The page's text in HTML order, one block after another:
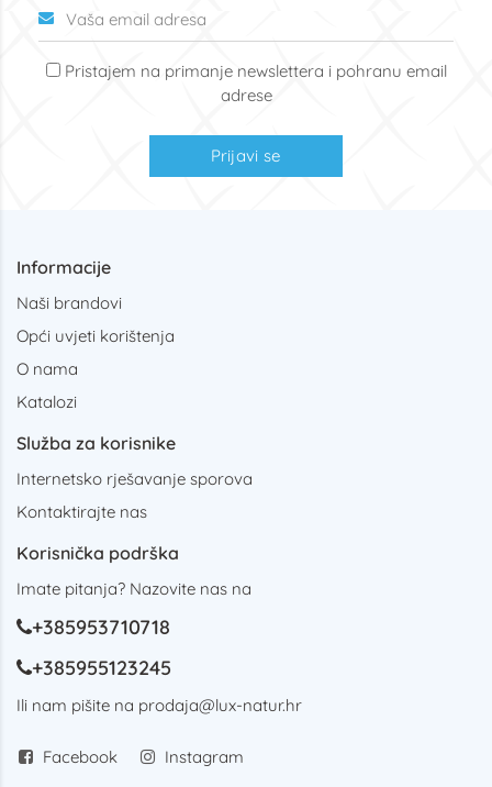
Pristajem na primanje newslettera i pohranu email
adrese
Prijavi se
Informacije
Naši brandovi
Opći uvjeti korištenja
O nama
Katalozi
Služba za korisnike
Internetsko rješavanje sporova
Kontaktirajte nas
Korisnička podrška
Imate pitanja? Nazovite nas na
+385953710718
+385955123245
Ili nam pišite na prodaja@lux-natur.hr
Facebook Instagram